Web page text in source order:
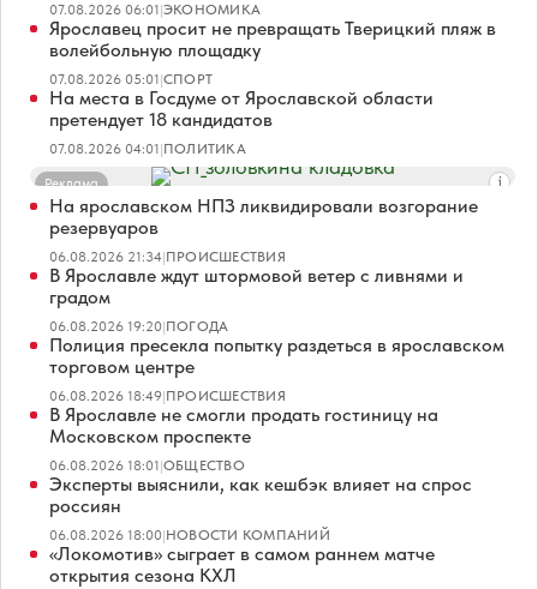
07.08.2026 06:01|ЭКОНОМИКА
Ярославец просит не превращать Тверицкий пляж в
волейбольную площадку
07.08.2026 05:01|СПОРТ
На места в Госдуме от Ярославской области
претендует 18 кандидатов
07.08.2026 04:01|ПОЛИТИКА
Реклама
На ярославском НПЗ ликвидировали возгорание
резервуаров
06.08.2026 21:34|ПРОИСШЕСТВИЯ
В Ярославле ждут штормовой ветер с ливнями и
градом
06.08.2026 19:20|ПОГОДА
Полиция пресекла попытку раздеться в ярославском
торговом центре
06.08.2026 18:49|ПРОИСШЕСТВИЯ
В Ярославле не смогли продать гостиницу на
Московском проспекте
06.08.2026 18:01|ОБЩЕСТВО
Эксперты выяснили, как кешбэк влияет на спрос
россиян
06.08.2026 18:00|НОВОСТИ КОМПАНИЙ
«Локомотив» сыграет в самом раннем матче
открытия сезона КХЛ